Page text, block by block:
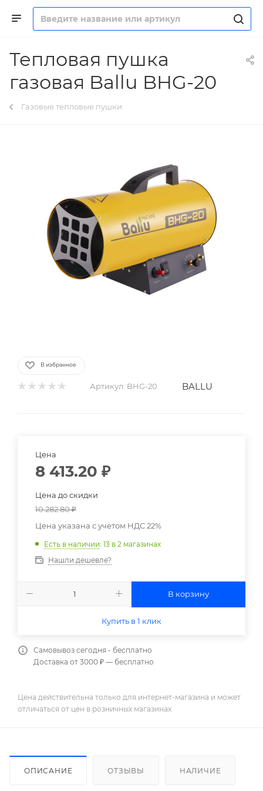
Тепловая пушка
газовая Ballu BHG-20
Газовые тепловые пушки
В избранное
Артикул: BHG-20 BALLU
Цена
8 413.20 ₽
Цена до скидки
10 282.80₽
Цена указана с учетом НДС 22%
Есть в наличии: 13 в 2 магазинах
Нашли дешевле?
В корзину
Купить в 1 клик
Самовывоз сегодня - бесплатно
Доставка от 3000 ₽ — бесплатно
Цена действительна только для интернет-магазина и может
отличаться от цен в розничных магазинах
ОПИСАНИЕ ОТЗЫВЫ НАЛИЧИЕ